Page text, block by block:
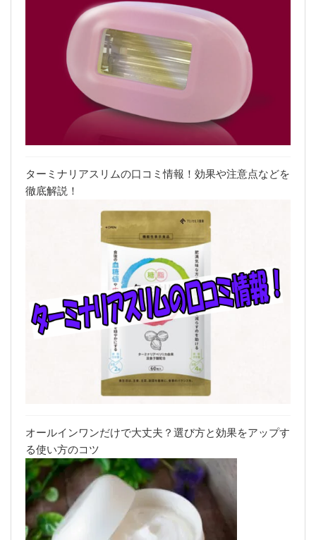
ターミナリアスリムの口コミ情報！効果や注意点などを
徹底解説！
オールインワンだけで大丈夫？選び方と効果をアップす
る使い方のコツ